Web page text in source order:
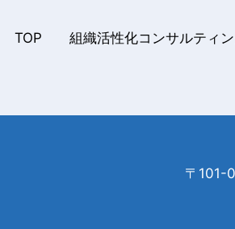
TOP 組織活性化コンサルティ
〒101-